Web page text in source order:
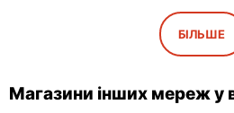
Świętokrzyska 0 Stacja
Żabka
БІЛЬШЕ
Магазини інших мереж у